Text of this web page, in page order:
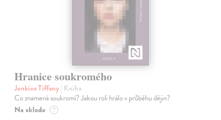
Hranice soukromého
Jenkins Tiffany| Kniha
Co znamená soukromí? Jakou roli hrálo v průběhu dějin?
Na sklade ?